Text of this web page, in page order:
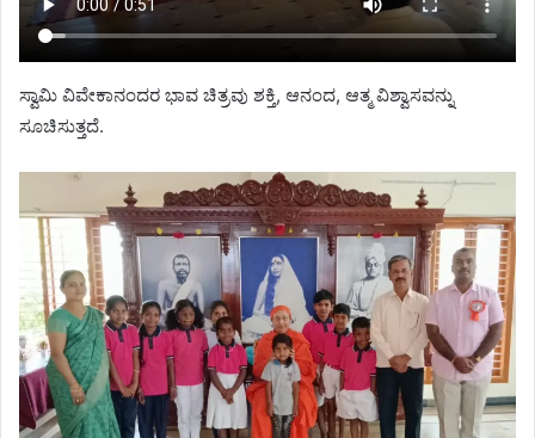
ಸ್ವಾಮಿ ವಿವೇಕಾನಂದರ ಭಾವ ಚಿತ್ರವು ಶಕ್ತಿ, ಆನಂದ, ಆತ್ಮ ವಿಶ್ವಾಸವನ್ನು
ಸೂಚಿಸುತ್ತದೆ.